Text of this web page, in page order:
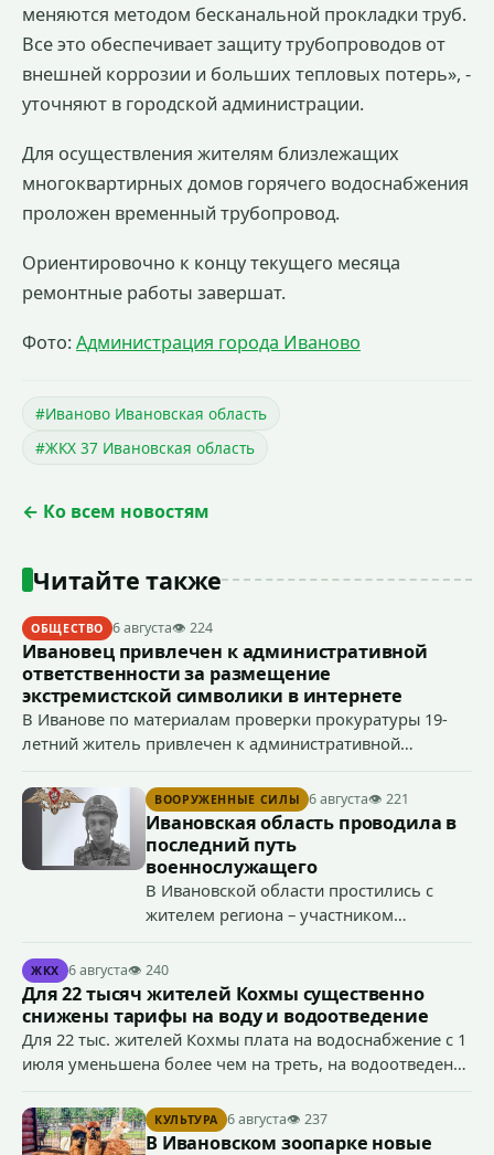
меняются методом бесканальной прокладки труб.
Все это обеспечивает защиту трубопроводов от
внешней коррозии и больших тепловых потерь», -
уточняют в городской администрации.
Для осуществления жителям близлежащих
многоквартирных домов горячего водоснабжения
проложен временный трубопровод.
Ориентировочно к концу текущего месяца
ремонтные работы завершат.
Фото: Администрация города Иваново
#Иваново Ивановская область
#ЖКХ 37 Ивановская область
← Ко всем новостям
Читайте также
ОБЩЕСТВО 6 августа👁 224
Ивановец привлечен к административной
ответственности за размещение
экстремистской символики в интернете
В Иванове по материалам проверки прокуратуры 19-
летний житель привлечен к административной
демонстрирование символики экстремистской
организации, если эти действия не содержат признаков
уголовно наказуемого деяния) за размещение
экстремистской символики в сети Интернет.
ВООРУЖЕННЫЕ СИЛЫ 6 августа👁 221
Ивановская область проводила в
последний путь
военнослужащего
В Ивановской области простились с
жителем региона – участником
Антоном Тумановым.
ЖКХ 6 августа👁 240
Для 22 тысяч жителей Кохмы существенно
снижены тарифы на воду и водоотведение
Для 22 тыс. жителей Кохмы плата на водоснабжение с 1
июля уменьшена более чем на треть, на водоотведение
началу работы в городе областного предприятия
«Водоканал.
КУЛЬТУРА 6 августа👁 237
В Ивановском зоопарке новые